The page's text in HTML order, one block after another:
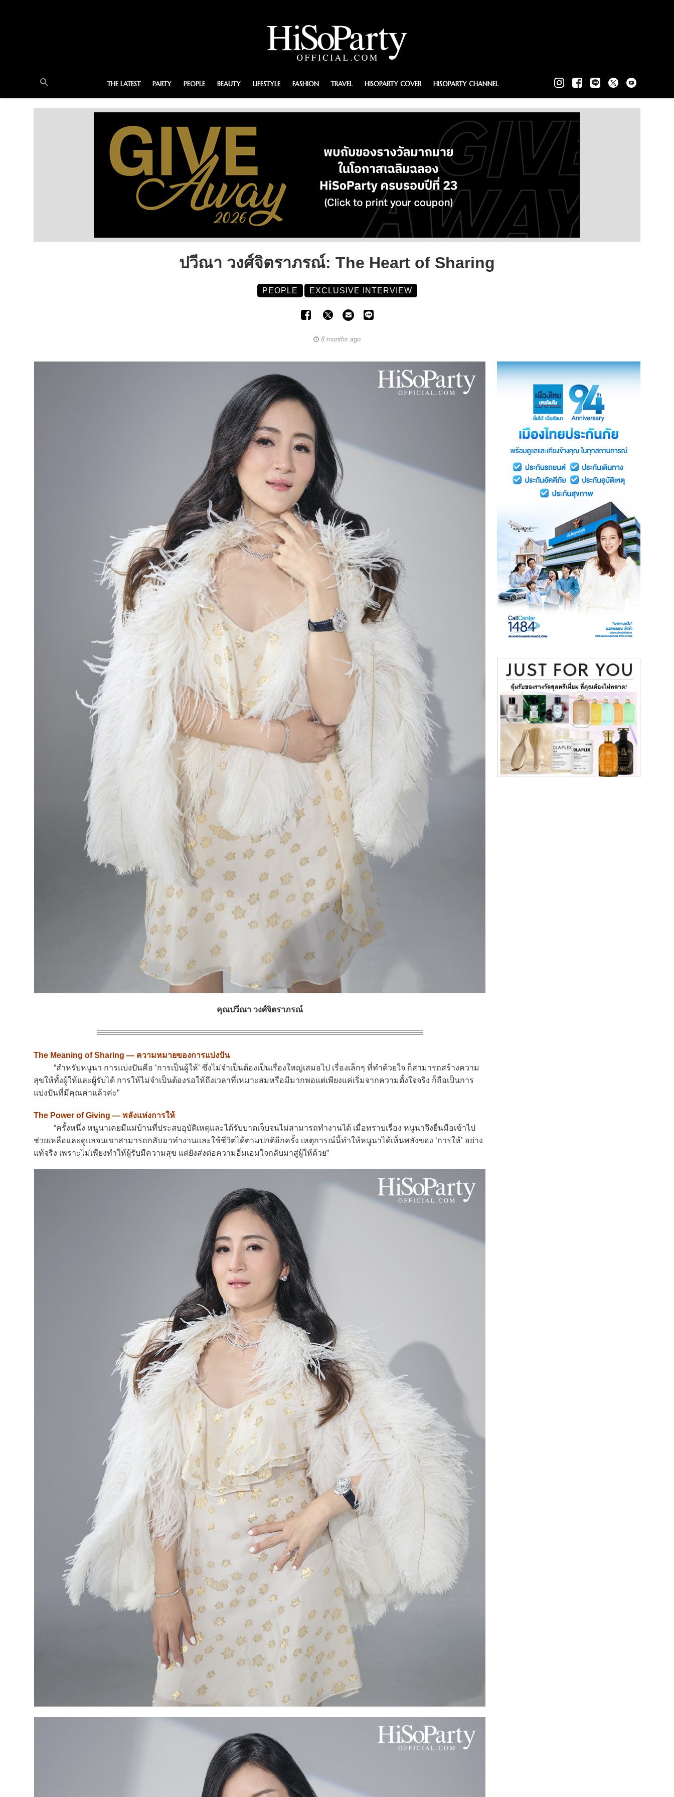
THE LATEST PARTY PEOPLE BEAUTY LIFESTYLE FASHION TRAVEL HISOPARTY COVER HISOPARTY CHANNEL
ปวีณา วงศ์จิตราภรณ์: The Heart of Sharing
PEOPLE EXCLUSIVE INTERVIEW
8 months ago
คุณปวีณา วงศ์จิตราภรณ์
The Meaning of Sharing — ความหมายของการแบ่งปัน
“สำหรับหนูนา การแบ่งปันคือ ‘การเป็นผู้ให้’ ซึ่งไม่จำเป็นต้องเป็นเรื่องใหญ่เสมอไป เรื่องเล็กๆ ที่ทำด้วยใจ ก็สามารถสร้างความ
สุขให้ทั้งผู้ให้และผู้รับได้ การให้ไม่จำเป็นต้องรอให้ถึงเวลาที่เหมาะสมหรือมีมากพอแต่เพียงแค่เริ่มจากความตั้งใจจริง ก็ถือเป็นการ
แบ่งปันที่มีคุณค่าแล้วค่ะ”
The Power of Giving — พลังแห่งการให้
“ครั้งหนึ่ง หนูนาเคยมีแม่บ้านที่ประสบอุบัติเหตุและได้รับบาดเจ็บจนไม่สามารถทำงานได้ เมื่อทราบเรื่อง หนูนาจึงยื่นมือเข้าไป
ช่วยเหลือและดูแลจนเขาสามารถกลับมาทำงานและใช้ชีวิตได้ตามปกติอีกครั้ง เหตุการณ์นี้ทำให้หนูนาได้เห็นพลังของ ‘การให้’ อย่าง
แท้จริง เพราะไม่เพียงทำให้ผู้รับมีความสุข แต่ยังส่งต่อความอิ่มเอมใจกลับมาสู่ผู้ให้ด้วย”